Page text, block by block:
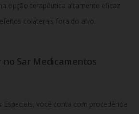
opção terapêutica altamente eficaz
colaterais fora do alvo.
no Sar Medicamentos
Especiais, você conta com procedência